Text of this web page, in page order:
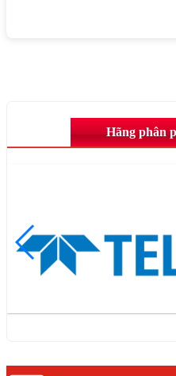
Hãng phân